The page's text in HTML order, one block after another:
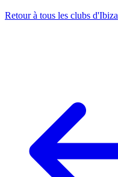
Retour à tous les clubs d'Ibiza